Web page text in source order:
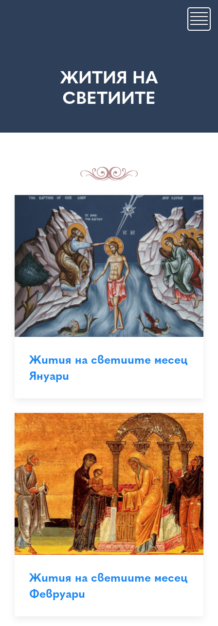
ЖИТИЯ НА
СВЕТИИТЕ
Жития на светиите месец
Януари
Жития на светиите месец
Февруари